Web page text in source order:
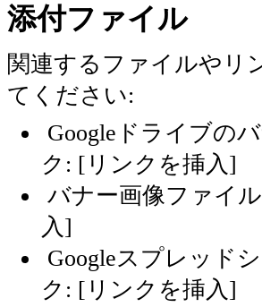
添付ファイル
関連するファイルやリ
てください:
Googleドライブの
ク: [リンクを挿入]
バナー画像ファイ
入]
Googleスプレッド
ク: [リンクを挿入]